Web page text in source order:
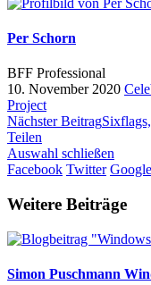
Per Schorn
BFF Professional
10. November 2020
Project
Nächster Beitrag
Teilen
Auswahl schließen
Facebook Twitter
Weitere Beiträge
Simon Puschmann